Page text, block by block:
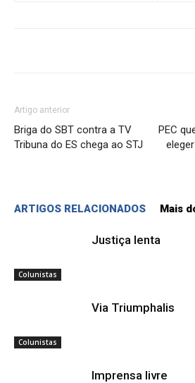
Artigo anterior
Briga do SBT contra a TV
Tribuna do ES chega ao STJ
PEC
ARTIGOS RELACIONADOS Mais
Colunistas
Justiça lenta
Colunistas
Via Triumphalis
Imprensa livre